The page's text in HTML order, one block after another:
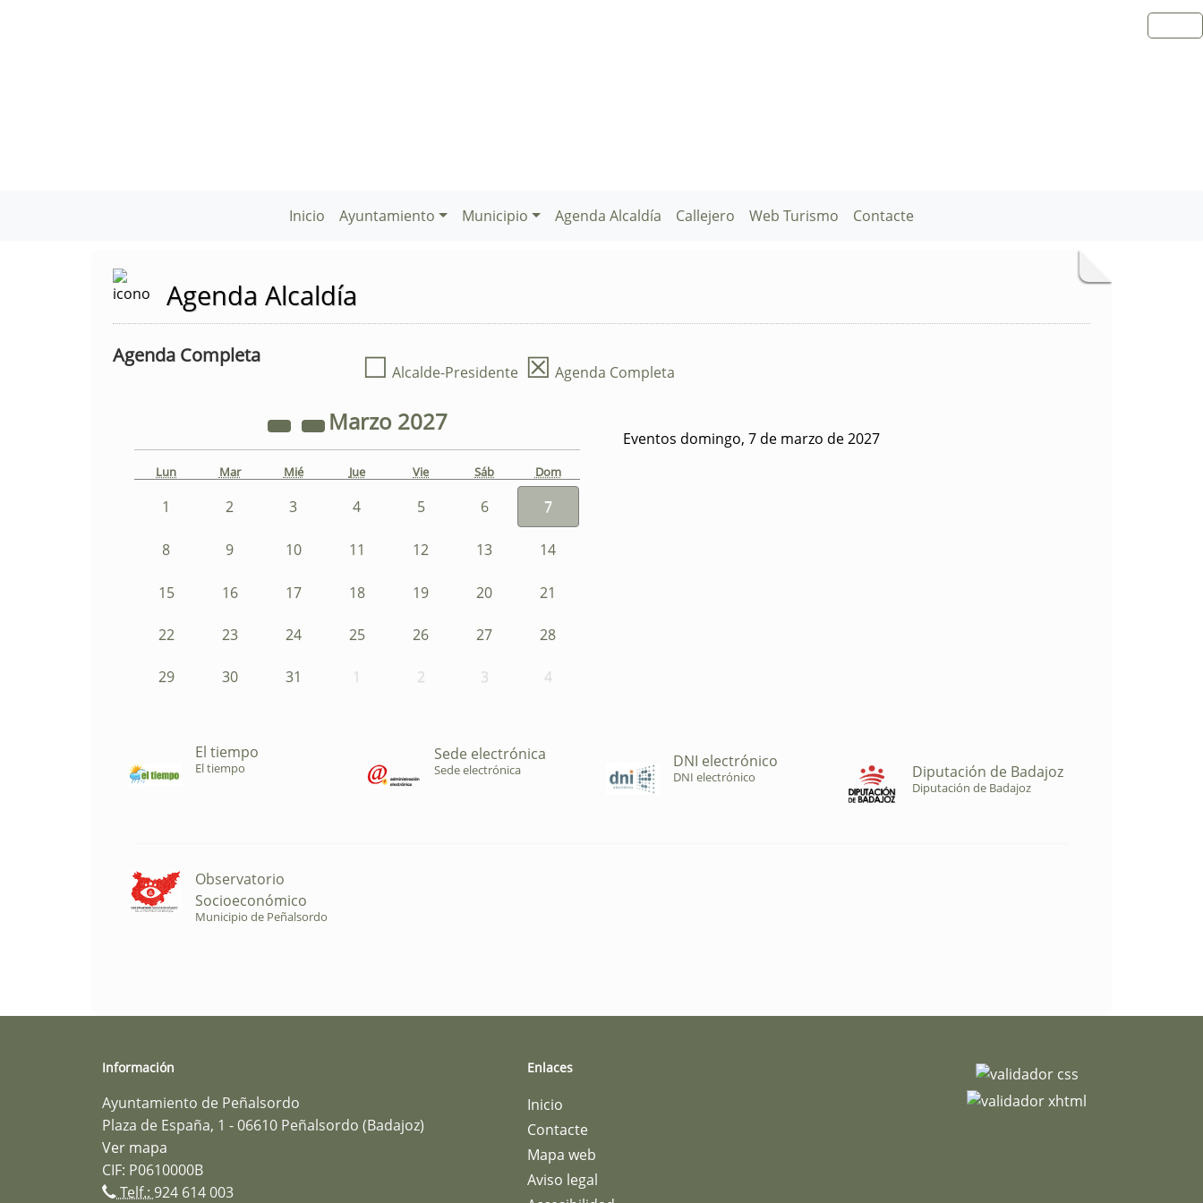
Inicio Ayuntamiento Municipio Agenda Alcaldía Callejero Web Turismo Contacte
Agenda Alcaldía
Agenda Completa ☐ Alcalde-Presidente ☒ Agenda Completa
Marzo 2027
Lun Mar Mié Jue Vie Sáb Dom
1 2 3 4 5 6 7
8 9 10 11 12 13 14
15 16 17 18 19 20 21
22 23 24 25 26 27 28
29 30 31 1 2 3 4
Eventos domingo, 7 de marzo de 2027
El tiempo
El tiempo
Sede electrónica
Sede electrónica DNI electrónico
DNI electrónico Diputación de Badajoz
Diputación de Badajoz
Observatorio
Socioeconómico
Municipio de Peñalsordo
Información
Ayuntamiento de Peñalsordo
Plaza de España, 1 - 06610 Peñalsordo (Badajoz)
Ver mapa
CIF: P0610000B
Telf.: 924 614 003
Enlaces
Inicio
Contacte
Mapa web
Aviso legal